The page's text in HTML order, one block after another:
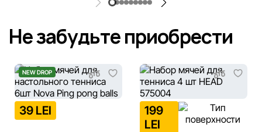
Не забудьте приобрести
NEW DROP
39 LEI
199
LEI